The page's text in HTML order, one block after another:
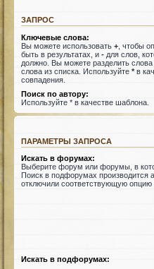
ЗАПРОС
Ключевые слова:
Вы можете использовать + , чтобы
быть в результатах, и - для слов,
должно. Вы можете разделить
слова из списка. Используйте *в
совпадения.
Поиск по автору:
Используйте * в качестве шаблона.
ПАРАМЕТРЫ ЗАПРОСА
Искать в форумах:
Выберите форум или форумы, в
Поиск в подфорумах производится
отключили соответствующую опцию
Искать в подфорумах: